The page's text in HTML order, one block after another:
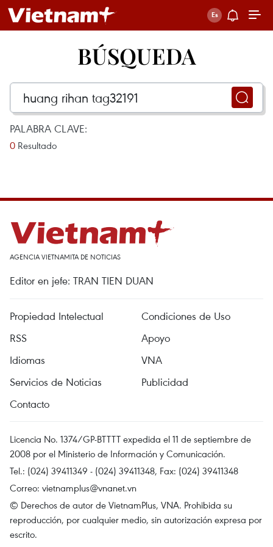
BÚSQUEDA
PALABRA CLAVE:
0 Resultado
AGENCIA VIETNAMITA DE NOTICIAS
Editor en jefe: TRAN TIEN DUAN
Propiedad Intelectual
Condiciones de Uso
RSS
Apoyo
Idiomas
VNA
Servicios de Noticias
Publicidad
Contacto
Licencia No. 1374/GP-BTTTT expedida el 11 de septiembre de
2008 por el Ministerio de Información y Comunicación.
Tel.: (024) 39411349 - (024) 39411348, Fax: (024) 39411348
Correo: vietnamplus@vnanet.vn
© Derechos de autor de VietnamPlus, VNA. Prohibida su
reproducción, por cualquier medio, sin autorización expresa por
escrito.